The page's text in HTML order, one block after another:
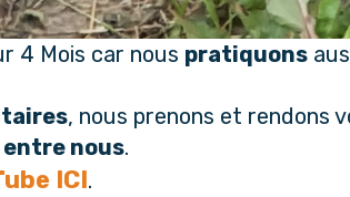
4 Mois car nous pratiquons
, nous prenons et rendons
nous.
ICI.